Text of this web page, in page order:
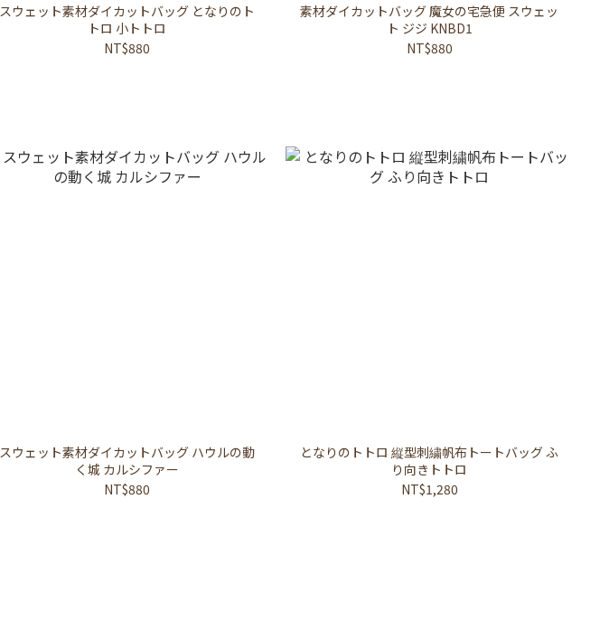
スウェット素材ダイカットバッグ となりのト
トロ 小トトロ
NT$880
素材ダイカットバッグ 魔女の宅急便 スウェッ
ト ジジ KNBD1
NT$880
スウェット素材ダイカットバッグ ハウルの動
く城 カルシファー
NT$880
となりのトトロ 縦型刺繍帆布トートバッグ ふ
り向きトトロ
NT$1,280